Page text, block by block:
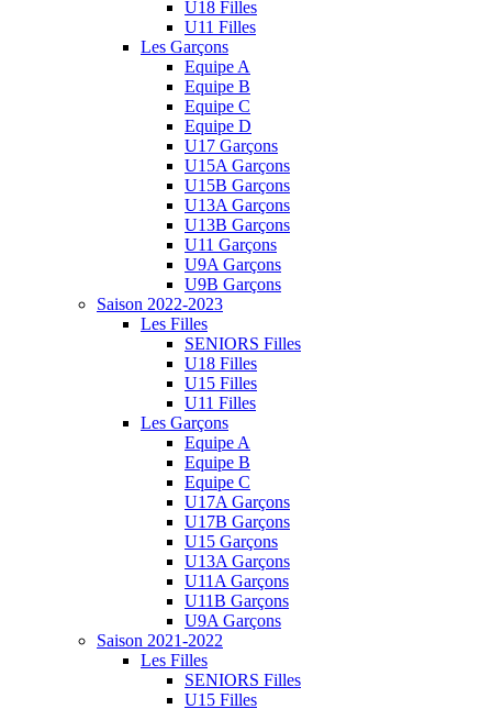
U18 Filles
U11 Filles
Les Garçons
Equipe A
Equipe B
Equipe C
Equipe D
U17 Garçons
U15A Garçons
U15B Garçons
U13A Garçons
U13B Garçons
U11 Garçons
U9A Garçons
U9B Garçons
Saison 2022-2023
Les Filles
SENIORS Filles
U18 Filles
U15 Filles
U11 Filles
Les Garçons
Equipe A
Equipe B
Equipe C
U17A Garçons
U17B Garçons
U15 Garçons
U13A Garçons
U11A Garçons
U11B Garçons
U9A Garçons
Saison 2021-2022
Les Filles
SENIORS Filles
U15 Filles